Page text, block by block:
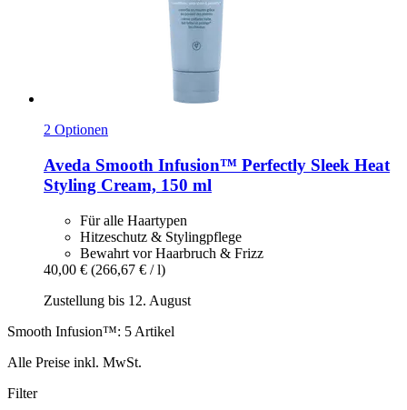
2 Optionen
Aveda Smooth Infusion™ Perfectly Sleek Heat
Styling Cream, 150 ml
Für alle Haartypen
Hitzeschutz & Stylingpflege
Bewahrt vor Haarbruch & Frizz
40,00 € (266,67 € / l)
Zustellung bis 12. August
Smooth Infusion™: 5 Artikel
Alle Preise inkl. MwSt.
Filter